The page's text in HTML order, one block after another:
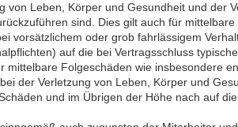
von Leben, Körper und Gesundheit und
sind. Dies gilt auch für
vorsätzlichem oder grob fahrlässigem
auf die bei Vertragsschluss
mittelbare Folgeschäden wie insbesondere
der Verletzung von Leben, Körper und
und im Übrigen der Höhe nach auf